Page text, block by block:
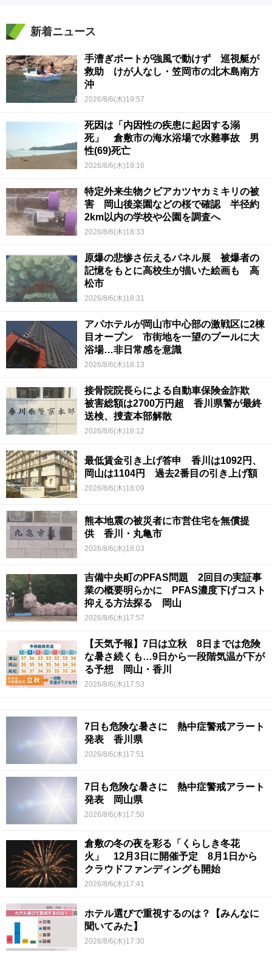
新着ニュース
手漕ぎボートが強風で動けず 巡視艇が
救助 けが人なし・笠岡市の北木島南方
沖
2026/8/6(木)19:57
死因は「内因性の疾患に起因する溺
死」 倉敷市の海水浴場で水難事故 男
性(69)死亡
2026/8/6(木)19:16
特定外来生物クビアカツヤカミキリの被
害 岡山後楽園などの桜で確認 半径約
2km以内の学校や公園を調査へ
2026/8/6(木)18:33
原爆の悲惨さ伝えるパネル展 被爆者の
記憶をもとに高校生が描いた絵画も 高
松市
2026/8/6(木)18:31
アパホテルが岡山市中心部の激戦区に2棟
目オープン 市街地を一望のプールに大
浴場…非日常感を意識
2026/8/6(木)18:13
接骨院院長らによる自動車保険金詐欺
被害総額は2700万円超 香川県警が最終
送検、捜査本部解散
2026/8/6(木)18:12
最低賃金引き上げ答申 香川は1092円、
岡山は1104円 過去2番目の引き上げ額
2026/8/6(木)18:09
熊本地震の被災者に市営住宅を無償提
供 香川・丸亀市
2026/8/6(木)18:03
吉備中央町のPFAS問題 2回目の実証事
業の概要明らかに PFAS濃度下げコスト
抑える方法探る 岡山
2026/8/6(木)17:57
【天気予報】7日は立秋 8日までは危険
な暑さ続くも…9日から一段階気温が下が
る予想 岡山・香川
2026/8/6(木)17:53
7日も危険な暑さに 熱中症警戒アラート
発表 香川県
2026/8/6(木)17:51
7日も危険な暑さに 熱中症警戒アラート
発表 岡山県
2026/8/6(木)17:50
倉敷の冬の夜を彩る「くらしき冬花
火」 12月3日に開催予定 8月1日から
クラウドファンディングも開始
2026/8/6(木)17:41
ホテル選びで重視するのは？【みんなに
聞いてみた】
2026/8/6(木)17:30